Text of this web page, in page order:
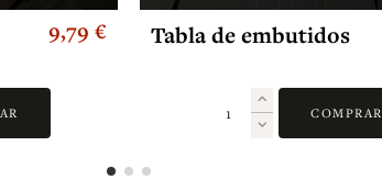
9,79 € Tabla de embutidos
COMPRAR